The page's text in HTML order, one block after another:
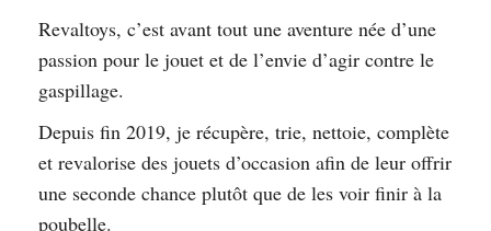
Revaltoys, c’est avant tout une aventure née d’une
passion pour le jouet et de l’envie d’agir contre le
gaspillage.
Depuis fin 2019, je récupère, trie, nettoie, complète
et revalorise des jouets d’occasion afin de leur offrir
une seconde chance plutôt que de les voir finir à la
poubelle.